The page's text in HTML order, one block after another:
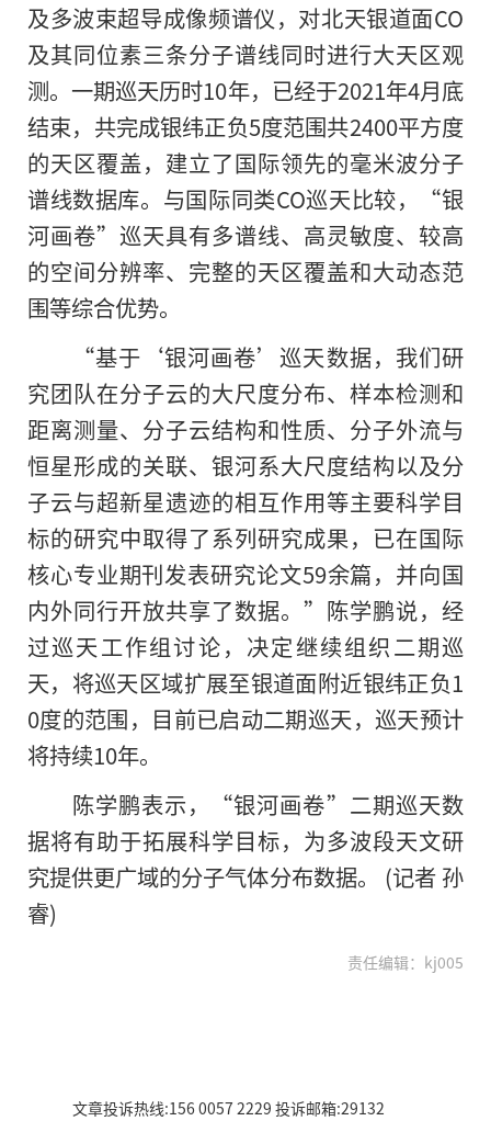
及多波束超导成像频谱仪，对北天银道面CO
及其同位素三条分子谱线同时进行大天区观
测。一期巡天历时10年，已经于2021年4月底
结束，共完成银纬正负5度范围共2400平方度
的天区覆盖，建立了国际领先的毫米波分子
谱线数据库。与国际同类CO巡天比较，“银
河画卷”巡天具有多谱线、高灵敏度、较高
的空间分辨率、完整的天区覆盖和大动态范
围等综合优势。
“基于‘银河画卷’巡天数据，我们研
究团队在分子云的大尺度分布、样本检测和
距离测量、分子云结构和性质、分子外流与
恒星形成的关联、银河系大尺度结构以及分
子云与超新星遗迹的相互作用等主要科学目
标的研究中取得了系列研究成果，已在国际
核心专业期刊发表研究论文59余篇，并向国
内外同行开放共享了数据。”陈学鹏说，经
过巡天工作组讨论，决定继续组织二期巡
天，将巡天区域扩展至银道面附近银纬正负1
0度的范围，目前已启动二期巡天，巡天预计
将持续10年。
陈学鹏表示，“银河画卷”二期巡天数
据将有助于拓展科学目标，为多波段天文研
究提供更广域的分子气体分布数据。 (记者 孙
睿)
责任编辑：kj005
文章投诉热线:156 0057 2229 投诉邮箱:29132